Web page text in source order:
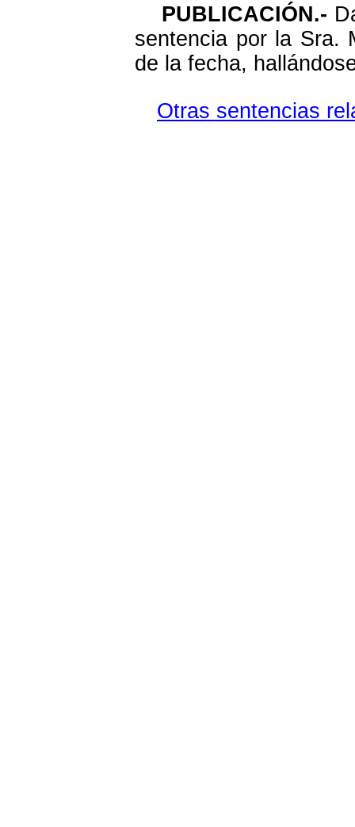
PUBLICACIÓN.-
sentencia por la Sra.
de la fecha,
Otras sentencias